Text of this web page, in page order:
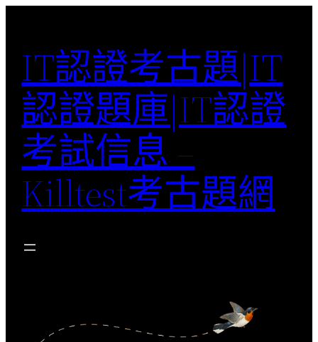
content
IT認證考古題|IT
認證題庫|IT認證
考試信息 –
Killtest考古題網